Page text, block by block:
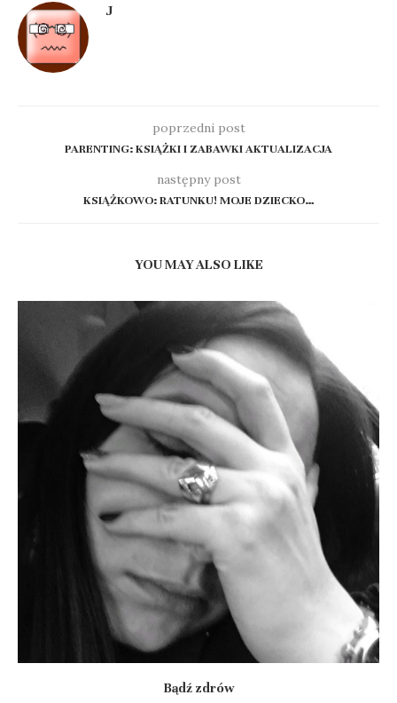
J
poprzedni post
PARENTING: KSIĄŻKI I ZABAWKI AKTUALIZACJA
następny post
KSIĄŻKOWO: RATUNKU! MOJE DZIECKO…
YOU MAY ALSO LIKE
Bądź zdrów